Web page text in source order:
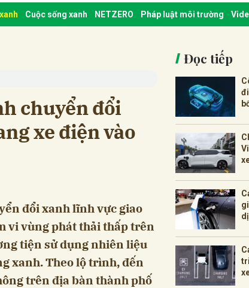
Cuộc sống xanh NETZERO Pháp luật môi trường
chuyển đổi
xe điện vào
đổi xanh lĩnh vực giao
vi vùng phát thải thấp trên
tiện sử dụng nhiên liệu
xanh. Theo lộ trình, đến
trên địa bàn thành phố
Đọc tiếp